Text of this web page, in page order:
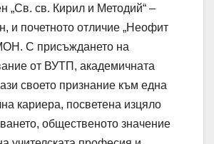
„Св. св. Кирил и Методий“ –
и почетното отличие „Неофит
С присъждането на
от ВУТП, академичната
своето признание към една
кариера, посветена изцяло
общественото значение